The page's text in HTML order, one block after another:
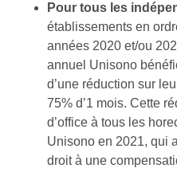
Pour tous les
établissements en
années 2020 et/ou
annuel Unisono
d’une réduction sur
75% d’1 mois. Cette
d’office à tous les
Unisono en 2021, qui
droit à une